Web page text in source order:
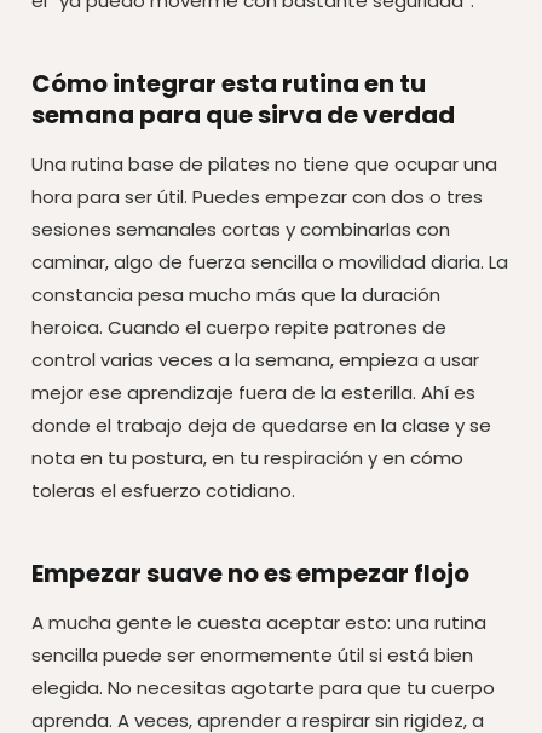
Cómo integrar esta rutina en tu
semana para que sirva de verdad
Una rutina base de pilates no tiene que ocupar una
hora para ser útil. Puedes empezar con dos o tres
sesiones semanales cortas y combinarlas con
caminar, algo de fuerza sencilla o movilidad diaria. La
constancia pesa mucho más que la duración
heroica. Cuando el cuerpo repite patrones de
control varias veces a la semana, empieza a usar
mejor ese aprendizaje fuera de la esterilla. Ahí es
donde el trabajo deja de quedarse en la clase y se
nota en tu postura, en tu respiración y en cómo
toleras el esfuerzo cotidiano.
Empezar suave no es empezar flojo
A mucha gente le cuesta aceptar esto: una rutina
sencilla puede ser enormemente útil si está bien
elegida. No necesitas agotarte para que tu cuerpo
aprenda. A veces, aprender a respirar sin rigidez, a